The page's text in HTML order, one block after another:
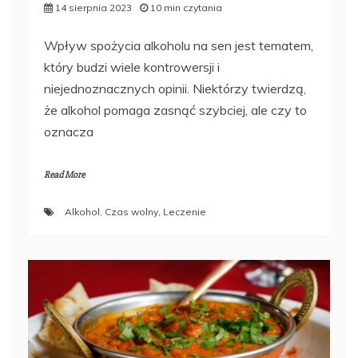
14 sierpnia 2023 10 min czytania
Wpływ spożycia alkoholu na sen jest tematem,
który budzi wiele kontrowersji i
niejednoznacznych opinii. Niektórzy twierdzą,
że alkohol pomaga zasnąć szybciej, ale czy to
oznacza
Read More
Alkohol Czas wolny Leczenie